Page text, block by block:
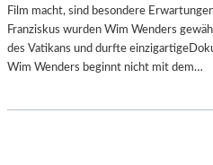
Film macht, sind besondere
Franziskus wurden Wim Wenders
des Vatikans und durfte
Wim Wenders beginnt nicht mit dem…